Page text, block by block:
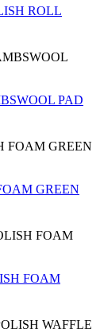
ROLL
PAD
GREEN
FOAM